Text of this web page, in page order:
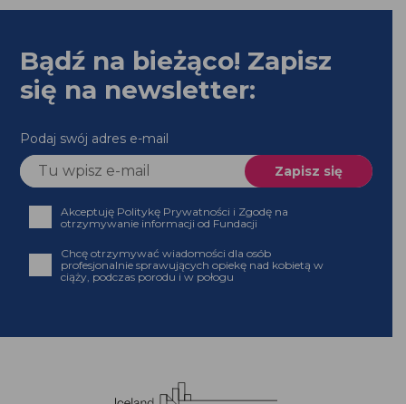
Bądź na bieżąco! Zapisz
się na newsletter:
Podaj swój adres e-mail
Akceptuję Politykę Prywatności i Zgodę na
otrzymywanie informacji od Fundacji
Chcę otrzymywać wiadomości dla osób
profesjonalnie sprawujących opiekę nad kobietą w
ciąży, podczas porodu i w połogu